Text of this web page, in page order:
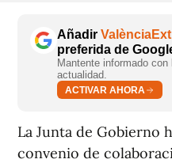
Añadir
preferida de
Mantente informado
actualidad.
ACTIVAR AHORA
La Junta de Gobierno
convenio de